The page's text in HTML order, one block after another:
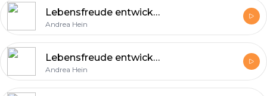
Lebensfreude entwickeln und erleben - Teil 2
Andrea Hein
Lebensfreude entwickeln und erleben - Teil 1
Andrea Hein